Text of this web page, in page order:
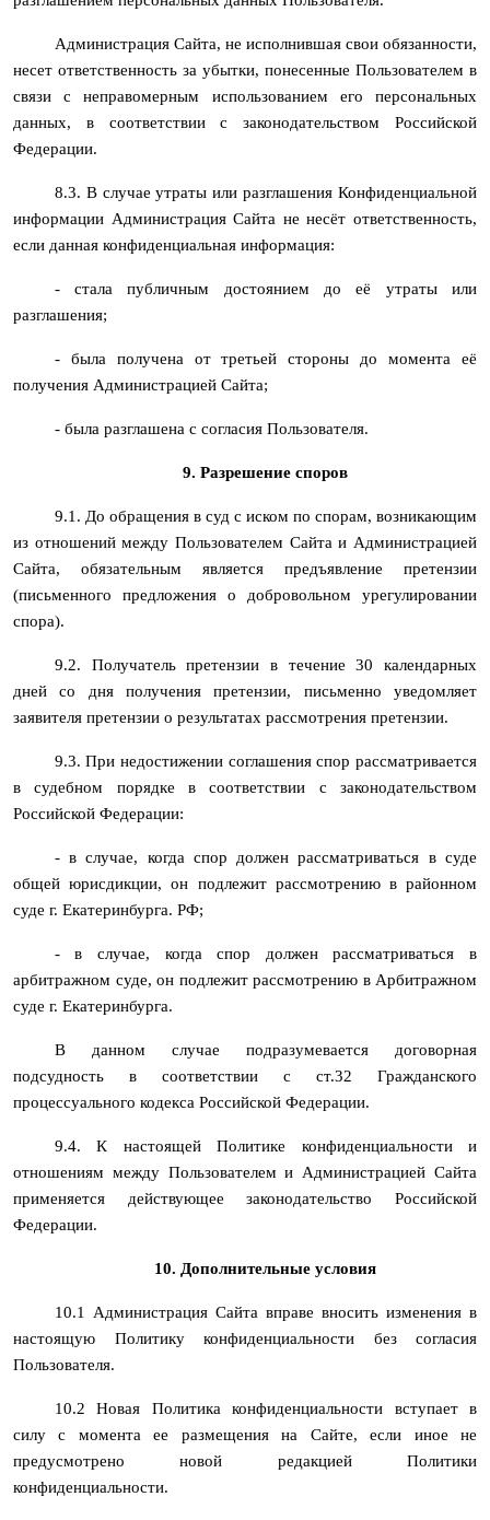
Администрация Сайта, не исполнившая свои обязанности,
несет ответственность за убытки, понесенные Пользователем в
связи с неправомерным использованием его персональных
данных, в соответствии с законодательством Российской
Федерации.
8.3. В случае утраты или разглашения Конфиденциальной
информации Администрация Сайта не несёт ответственность,
если данная конфиденциальная информация:
- стала публичным достоянием до её утраты или
разглашения;
- была получена от третьей стороны до момента её
получения Администрацией Сайта;
- была разглашена с согласия Пользователя.
9. Разрешение споров
9.1. До обращения в суд с иском по спорам, возникающим
из отношений между Пользователем Сайта и Администрацией
Сайта, обязательным является предъявление претензии
(письменного предложения о добровольном урегулировании
спора).
9.2. Получатель претензии в течение 30 календарных
дней со дня получения претензии, письменно уведомляет
заявителя претензии о результатах рассмотрения претензии.
9.3. При недостижении соглашения спор рассматривается
в судебном порядке в соответствии с законодательством
Российской Федерации:
- в случае, когда спор должен рассматриваться в суде
общей юрисдикции, он подлежит рассмотрению в районном
суде г. Екатеринбурга. РФ;
- в случае, когда спор должен рассматриваться в
арбитражном суде, он подлежит рассмотрению в Арбитражном
суде г. Екатеринбурга.
В данном случае подразумевается договорная
подсудность в соответствии с ст.32 Гражданского
процессуального кодекса Российской Федерации.
9.4. К настоящей Политике конфиденциальности и
отношениям между Пользователем и Администрацией Сайта
применяется действующее законодательство Российской
Федерации.
10. Дополнительные условия
10.1 Администрация Сайта вправе вносить изменения в
настоящую Политику конфиденциальности без согласия
Пользователя.
10.2 Новая Политика конфиденциальности вступает в
силу с момента ее размещения на Сайте, если иное не
предусмотрено новой редакцией Политики
конфиденциальности.